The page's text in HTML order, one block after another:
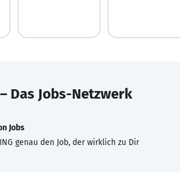
Das Jobs-Netzwerk
Jobs
genau den Job, der wirklich zu Dir